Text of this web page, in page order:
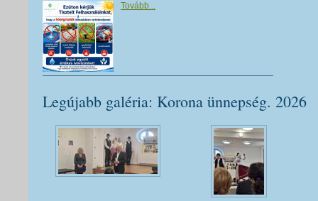
Tovább...
Legújabb galéria: Korona ünnepség. 2026